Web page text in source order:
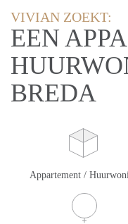
VIVIAN ZOEKT:
EEN
BREDA
Appartement /